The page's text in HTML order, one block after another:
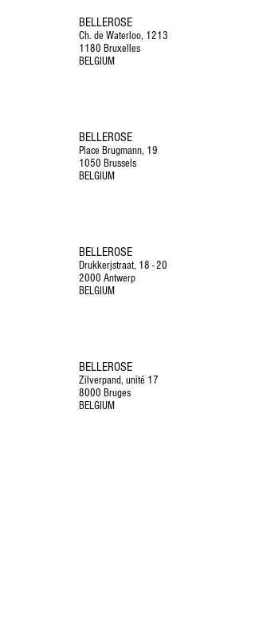
BELLEROSE
Ch. de Waterloo, 1213
1180 Bruxelles
BELGIUM
BELLEROSE
Place Brugmann, 19
1050 Brussels
BELGIUM
BELLEROSE
Drukkerjstraat, 18 - 20
2000 Antwerp
BELGIUM
BELLEROSE
Zilverpand, unité 17
8000 Bruges
BELGIUM